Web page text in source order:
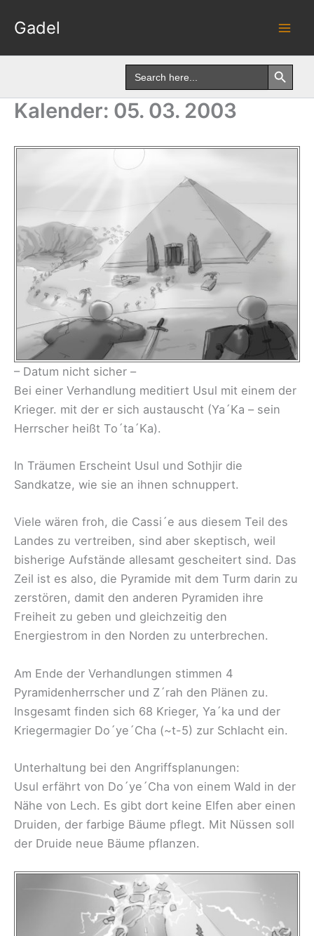
Gadel
Search
for:
Search Button
Kalender: 05. 03. 2003
– Datum nicht sicher –
Bei einer Verhandlung meditiert Usul mit einem der
Krieger. mit der er sich austauscht (Ya´Ka – sein
Herrscher heißt To´ta´Ka).
In Träumen Erscheint Usul und Sothjir die
Sandkatze, wie sie an ihnen schnuppert.
Viele wären froh, die Cassi´e aus diesem Teil des
Landes zu vertreiben, sind aber skeptisch, weil
bisherige Aufstände allesamt gescheitert sind. Das
Zeil ist es also, die Pyramide mit dem Turm darin zu
zerstören, damit den anderen Pyramiden ihre
Freiheit zu geben und gleichzeitig den
Energiestrom in den Norden zu unterbrechen.
Am Ende der Verhandlungen stimmen 4
Pyramidenherrscher und Z´rah den Plänen zu.
Insgesamt finden sich 68 Krieger, Ya´ka und der
Kriegermagier Do´ye´Cha (~t-5) zur Schlacht ein.
Unterhaltung bei den Angriffsplanungen:
Usul erfährt von Do´ye´Cha von einem Wald in der
Nähe von Lech. Es gibt dort keine Elfen aber einen
Druiden, der farbige Bäume pflegt. Mit Nüssen soll
der Druide neue Bäume pflanzen.